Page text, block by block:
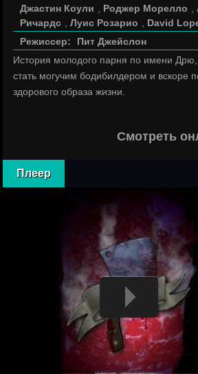
Джастин Коули
Роджер Морелло
Ричардс
,Луис Розарио
David
Режиссер:
Пит Джейслон
История молодого парня по имени
стать могучим бодибилдером и вскоре
здорового образа жизни.
Смотреть
Плеер